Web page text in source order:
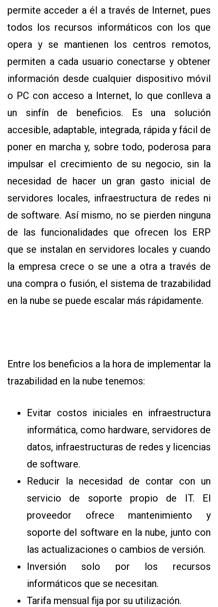
permite acceder a él a través de Internet, pues
todos los recursos informáticos con los que
opera y se mantienen los centros remotos,
permiten a cada usuario conectarse y obtener
información desde cualquier dispositivo móvil
o PC con acceso a Internet, lo que conlleva a
un sinfín de beneficios. Es una solución
accesible, adaptable, integrada, rápida y fácil de
poner en marcha y, sobre todo, poderosa para
impulsar el crecimiento de su negocio, sin la
necesidad de hacer un gran gasto inicial de
servidores locales, infraestructura de redes ni
de software. Así mismo, no se pierden ninguna
de las funcionalidades que ofrecen los ERP
que se instalan en servidores locales y cuando
la empresa crece o se une a otra a través de
una compra o fusión, el sistema de trazabilidad
en la nube se puede escalar más rápidamente.
Entre los beneficios a la hora de implementar la
trazabilidad en la nube tenemos:
Evitar costos iniciales en infraestructura
informática, como hardware, servidores de
datos, infraestructuras de redes y licencias
de software.
Reducir la necesidad de contar con un
servicio de soporte propio de IT. El
proveedor ofrece mantenimiento y
soporte del software en la nube, junto con
las actualizaciones o cambios de versión.
Inversión solo por los recursos
informáticos que se necesitan.
Tarifa mensual fija por su utilización.